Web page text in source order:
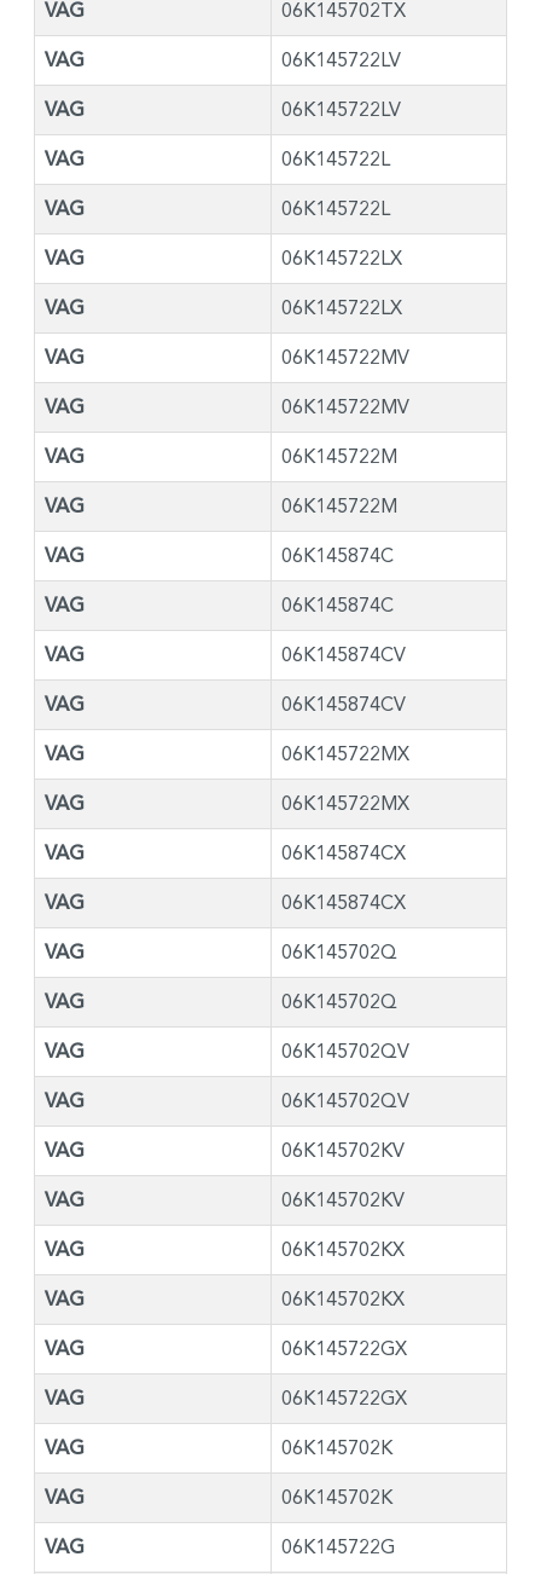
VAG 06K145702TX
VAG 06K145722LV
VAG 06K145722LV
VAG 06K145722L
VAG 06K145722L
VAG 06K145722LX
VAG 06K145722LX
VAG 06K145722MV
VAG 06K145722MV
VAG 06K145722M
VAG 06K145722M
VAG 06K145874C
VAG 06K145874C
VAG 06K145874CV
VAG 06K145874CV
VAG 06K145722MX
VAG 06K145722MX
VAG 06K145874CX
VAG 06K145874CX
VAG 06K145702Q
VAG 06K145702Q
VAG 06K145702QV
VAG 06K145702QV
VAG 06K145702KV
VAG 06K145702KV
VAG 06K145702KX
VAG 06K145702KX
VAG 06K145722GX
VAG 06K145722GX
VAG 06K145702K
VAG 06K145702K
VAG 06K145722G